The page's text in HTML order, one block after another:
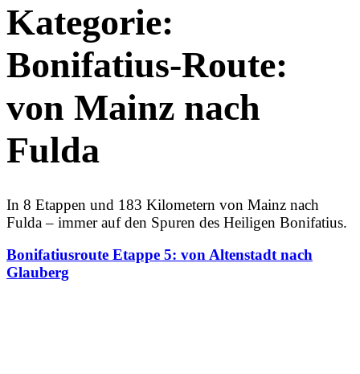
Kategorie:
Bonifatius-Route:
von Mainz nach
Fulda
In 8 Etappen und 183 Kilometern von Mainz nach
Fulda – immer auf den Spuren des Heiligen Bonifatius.
Bonifatiusroute Etappe 5: von Altenstadt nach
Glauberg